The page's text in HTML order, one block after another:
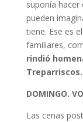
suponía
pueden
tiene. Ese es
familiares,
rindió
Treparriscos.
DOMINGO.
Las cenas